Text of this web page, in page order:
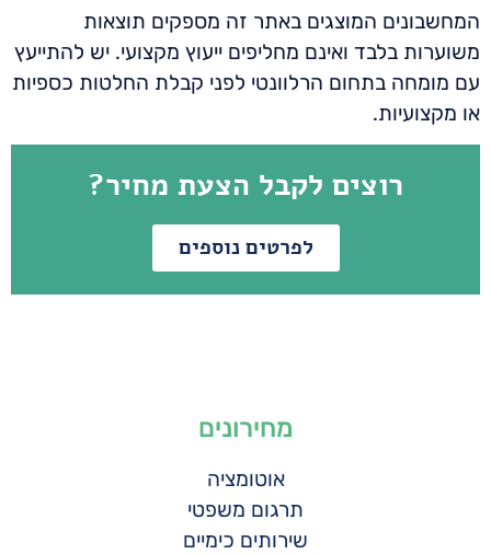
המחשבונים המוצגים באתר זה מספקים תוצאות
משוערות בלבד ואינם מחליפים ייעוץ מקצועי. יש להתייעץ
עם מומחה בתחום הרלוונטי לפני קבלת החלטות כספיות
או מקצועיות.
רוצים לקבל הצעת מחיר?
לפרטים נוספים
מחירונים
אוטומציה
תרגום משפטי
שירותים כימיים